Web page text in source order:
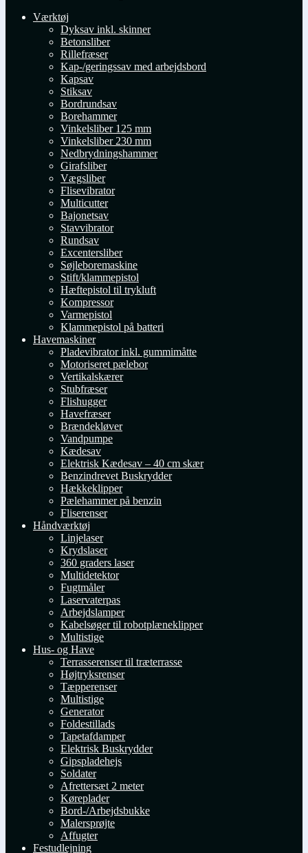
Værktøj
Dyksav inkl. skinner
Betonsliber
Rillefræser
Kap-/geringssav med arbejdsbord
Kapsav
Stiksav
Bordrundsav
Borehammer
Vinkelsliber 125 mm
Vinkelsliber 230 mm
Nedbrydningshammer
Girafsliber
Vægsliber
Flisevibrator
Multicutter
Bajonetsav
Stavvibrator
Rundsav
Excentersliber
Søjleboremaskine
Stift/klammepistol
Hæftepistol til trykluft
Kompressor
Varmepistol
Klammepistol på batteri
Havemaskiner
Pladevibrator inkl. gummimåtte
Motoriseret pælebor
Vertikalskærer
Stubfræser
Flishugger
Havefræser
Brændekløver
Vandpumpe
Kædesav
Elektrisk Kædesav – 40 cm skær
Benzindrevet Buskrydder
Hækkeklipper
Pælehammer på benzin
Fliserenser
Håndværktøj
Linjelaser
Krydslaser
360 graders laser
Multidetektor
Fugtmåler
Laservaterpas
Arbejdslamper
Kabelsøger til robotplæneklipper
Multistige
Hus- og Have
Terrasserenser til træterrasse
Højtryksrenser
Tæpperenser
Multistige
Generator
Foldestillads
Tapetafdamper
Elektrisk Buskrydder
Gipspladehejs
Soldater
Afrettersæt 2 meter
Køreplader
Bord-/Arbejdsbukke
Malersprøjte
Affugter
Festudlejning